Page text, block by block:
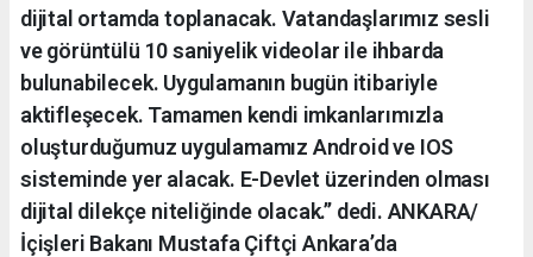
dijital ortamda toplanacak. Vatandaşlarımız sesli
ve görüntülü 10 saniyelik videolar ile ihbarda
bulunabilecek. Uygulamanın bugün itibariyle
aktifleşecek. Tamamen kendi imkanlarımızla
oluşturduğumuz uygulamamız Android ve IOS
sisteminde yer alacak. E-Devlet üzerinden olması
dijital dilekçe niteliğinde olacak.’’ dedi. ANKARA/
İçişleri Bakanı Mustafa Çiftçi Ankara’da